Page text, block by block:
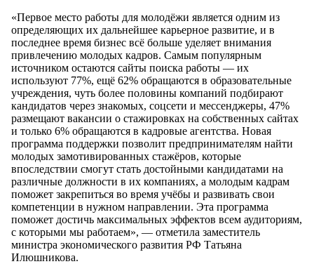
«Первое место работы для молодёжи является одним из
определяющих их дальнейшее карьерное развитие, и в
последнее время бизнес всё больше уделяет внимания
привлечению молодых кадров. Самым популярным
источником остаются сайты поиска работы — их
используют 77%, ещё 62% обращаются в образовательные
учреждения, чуть более половины компаний подбирают
кандидатов через знакомых, соцсети и мессенджеры, 47%
размещают вакансии о стажировках на собственных сайтах
и только 6% обращаются в кадровые агентства. Новая
программа поддержки позволит предпринимателям найти
молодых замотивированных стажёров, которые
впоследствии смогут стать достойными кандидатами на
различные должности в их компаниях, а молодым кадрам
поможет закрепиться во время учёбы и развивать свои
компетенции в нужном направлении. Эта программа
поможет достичь максимальных эффектов всем аудиториям,
с которыми мы работаем», — отметила заместитель
министра экономического развития РФ Татьяна
Илюшникова.